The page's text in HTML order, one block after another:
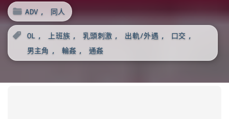
n
ADV 同人
OL 上班族 乳頭刺激 出軌/外遇
口交
男主角
輪姦 通姦